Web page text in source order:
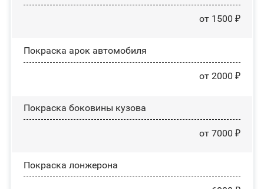
от 1500 ₽
Покраска арок автомобиля
от 2000 ₽
Покраска боковины кузова
от 7000 ₽
Покраска лонжерона